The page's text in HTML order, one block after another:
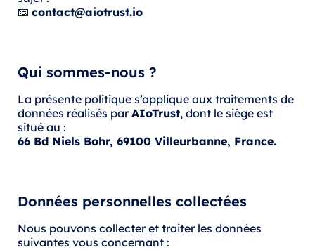
📧 contact@aiotrust.io
Qui sommes-nous ?
La présente politique s’applique aux traitements de
données réalisés parAIoTrust, dont le siège est
situé au :
66 Bd Niels Bohr, 69100 Villeurbanne, France.
Données personnelles collectées
Nous pouvons collecter et traiter les données
suivantes vous concernant :